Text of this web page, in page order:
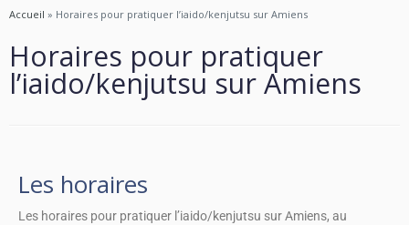
Accueil » Horaires pour pratiquer l’iaido/kenjutsu sur Amiens
Horaires pour pratiquer
l’iaido/kenjutsu sur Amiens
Les horaires
Les horaires pour pratiquer l’iaido/kenjutsu sur Amiens, au